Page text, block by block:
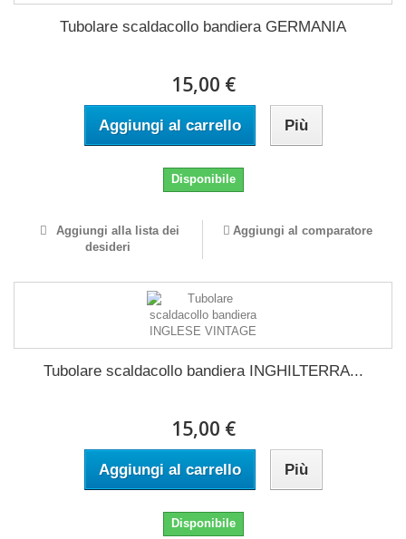
Tubolare scaldacollo bandiera GERMANIA
15,00 €
Aggiungi al carrello Più
Disponibile
Aggiungi alla lista dei
desideri
Aggiungi al comparatore
Tubolare scaldacollo bandiera INGHILTERRA...
15,00 €
Aggiungi al carrello Più
Disponibile